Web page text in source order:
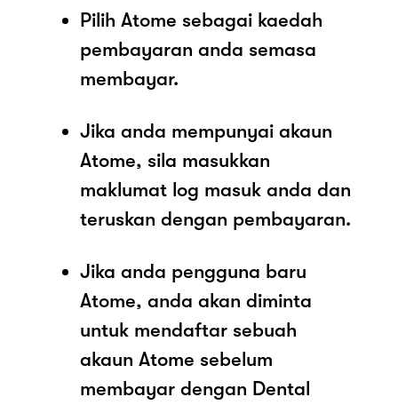
Pilih Atome sebagai kaedah
pembayaran anda semasa
membayar.
Jika anda mempunyai akaun
Atome, sila masukkan
maklumat log masuk anda dan
teruskan dengan pembayaran.
Jika anda pengguna baru
Atome, anda akan diminta
untuk mendaftar sebuah
akaun Atome sebelum
membayar dengan Dental